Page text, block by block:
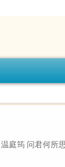
庭筠 问君何所